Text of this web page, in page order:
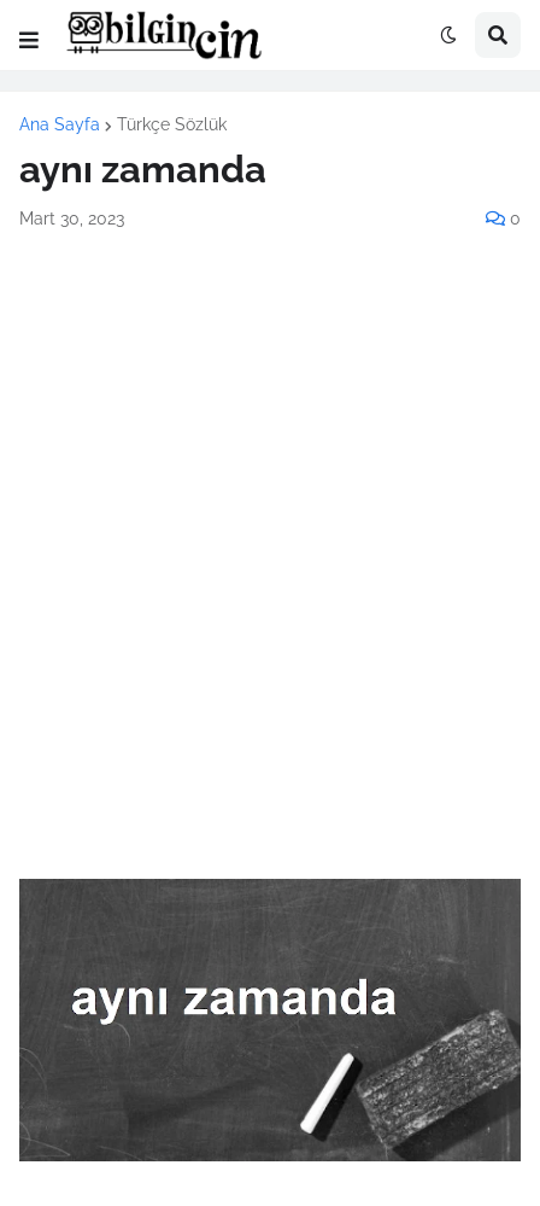
Ana Sayfa Türkçe Sözlük
aynı zamanda
Mart 30, 2023 0